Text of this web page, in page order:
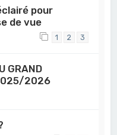
pour
de vue
1 2 3
GRAND
2026